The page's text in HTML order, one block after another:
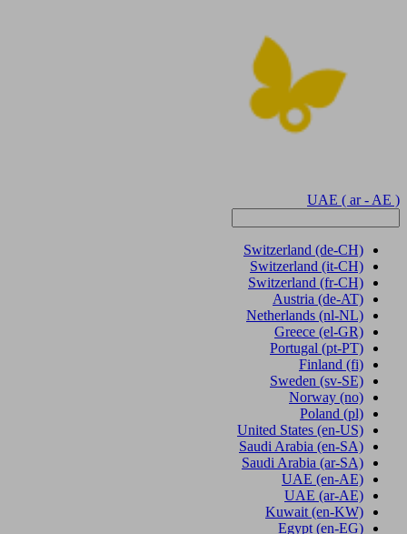
UAE ( ar - AE )
Switzerland (de-CH)
Switzerland (it-CH)
Switzerland (fr-CH)
Austria (de-AT)
Netherlands (nl-NL)
Greece (el-GR)
Portugal (pt-PT)
Finland (fi)
Sweden (sv-SE)
Norway (no)
Poland (pl)
United States (en-US)
Saudi Arabia (en-SA)
Saudi Arabia (ar-SA)
UAE (en-AE)
UAE (ar-AE)
Kuwait (en-KW)
Egypt (en-EG)